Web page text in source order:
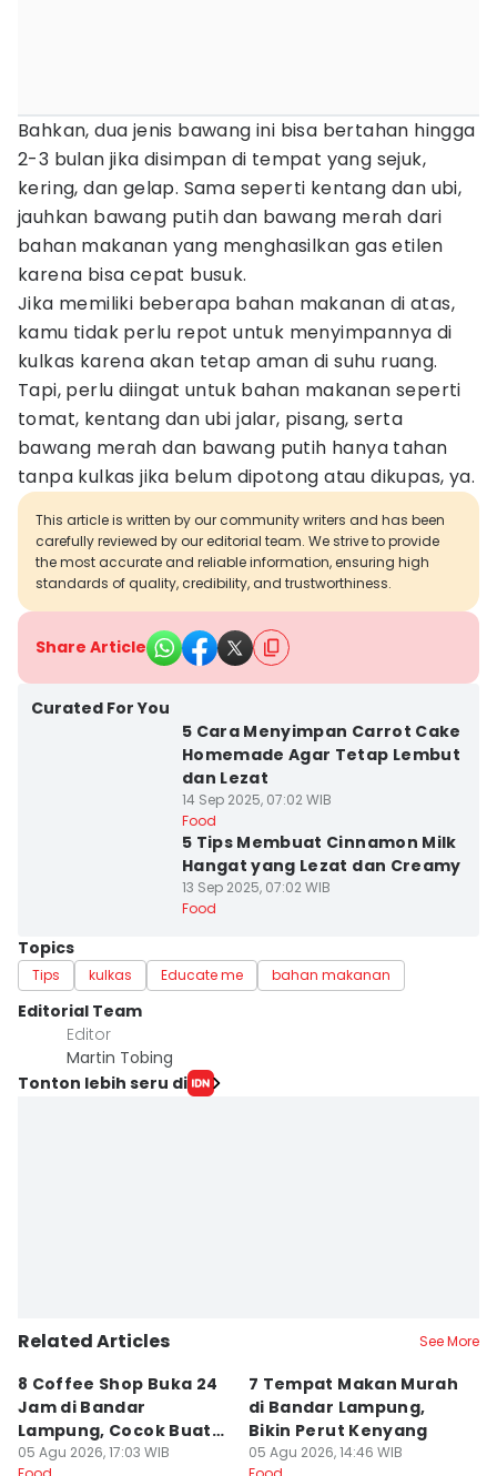
Bahkan, dua jenis bawang ini bisa bertahan hingga
2-3 bulan jika disimpan di tempat yang sejuk,
kering, dan gelap. Sama seperti kentang dan ubi,
jauhkan bawang putih dan bawang merah dari
bahan makanan yang menghasilkan gas etilen
karena bisa cepat busuk.
Jika memiliki beberapa bahan makanan di atas,
kamu tidak perlu repot untuk menyimpannya di
kulkas karena akan tetap aman di suhu ruang.
Tapi, perlu diingat untuk bahan makanan seperti
tomat, kentang dan ubi jalar, pisang, serta
bawang merah dan bawang putih hanya tahan
tanpa kulkas jika belum dipotong atau dikupas, ya.
This article is written by our community writers and has been
carefully reviewed by our editorial team. We strive to provide
the most accurate and reliable information, ensuring high
standards of quality, credibility, and trustworthiness.
Share Article
Curated For You
5 Cara Menyimpan Carrot Cake
Homemade Agar Tetap Lembut
dan Lezat
14 Sep 2025, 07:02 WIB
Food
5 Tips Membuat Cinnamon Milk
Hangat yang Lezat dan Creamy
13 Sep 2025, 07:02 WIB
Food
Topics
Tips kulkas Educate me bahan makanan
Editorial Team
Editor
Martin Tobing
Tonton lebih seru di
Related Articles See More
8 Coffee Shop Buka 24
Jam di Bandar
Lampung, Cocok Buat
Begadang
05 Agu 2026, 17:03 WIB
7 Tempat Makan Murah
di Bandar Lampung,
Bikin Perut Kenyang
05 Agu 2026, 14:46 WIB